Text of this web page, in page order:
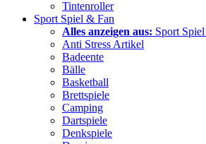
Tintenroller
Sport Spiel & Fan
Alles anzeigen aus: Sport
Anti Stress Artikel
Badeente
Bälle
Basketball
Brettspiele
Camping
Dartspiele
Denkspiele